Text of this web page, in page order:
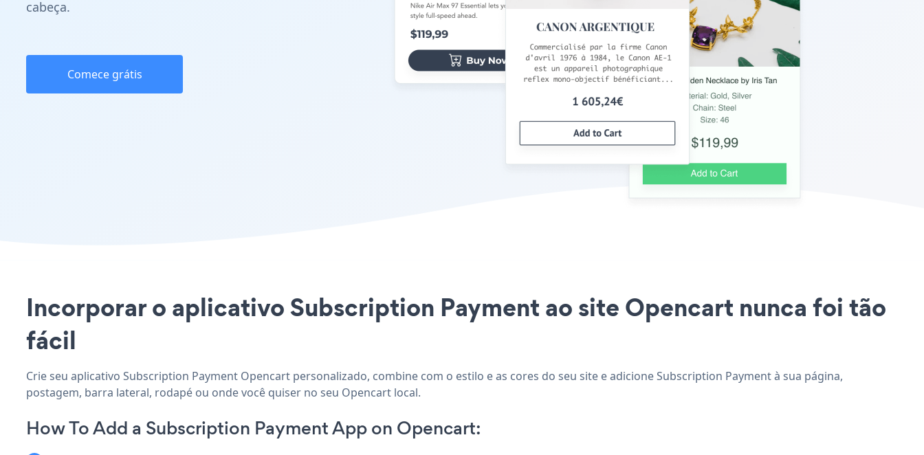
cabeça.
Comece grátis
Incorporar o aplicativo Subscription Payment ao site Opencart nunca foi tão
fácil
Crie seu aplicativo Subscription Payment Opencart personalizado, combine com o estilo e as cores do seu site e adicione Subscription Payment à sua página,
postagem, barra lateral, rodapé ou onde você quiser no seu Opencart local.
How To Add a Subscription Payment App on Opencart: